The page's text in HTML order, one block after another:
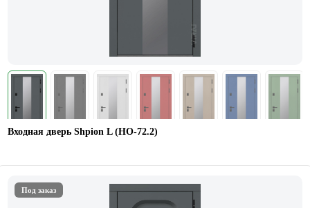
Входная дверь Shpion L (НО-72.2)
Под заказ